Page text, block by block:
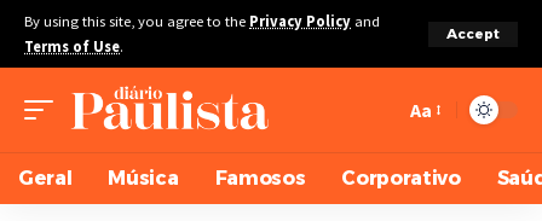
By using this site, you agree to the Privacy Policy and
Terms of Use.
Accept
Aa
Geral Música Famosos Corporativo